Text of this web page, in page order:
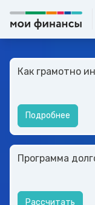
Как грамотно
Подробнее
Программа
Рассчитать